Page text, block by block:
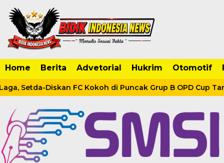
Home Berita Advetorial Hukrim Otomotif
Setda-Diskan FC Kokoh di Puncak Grup B OPD Cup